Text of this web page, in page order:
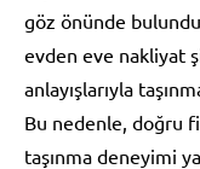
göz önünde
evden eve nakliyat
anlayışlarıyla
Bu nedenle, doğru
taşınma deneyimi